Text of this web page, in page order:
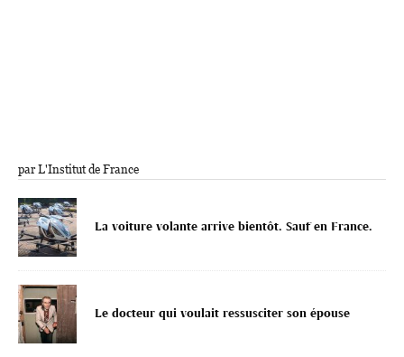
par L'Institut de France
La voiture volante arrive bientôt. Sauf en France.
Le docteur qui voulait ressusciter son épouse